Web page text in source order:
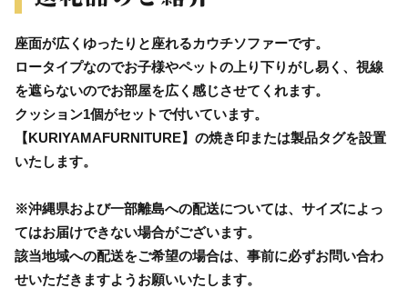
座面が広くゆったりと座れるカウチソファーです。
ロータイプなのでお子様やペットの上り下りがし易く、視線
を遮らないのでお部屋を広く感じさせてくれます。
クッション1個がセットで付いています。
【KURIYAMAFURNITURE】の焼き印または製品タグを設置
いたします。
※沖縄県および一部離島への配送については、サイズによっ
てはお届けできない場合がございます。
該当地域への配送をご希望の場合は、事前に必ずお問い合わ
せいただきますようお願いいたします。